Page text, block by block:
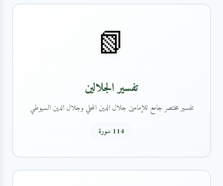
📗
تفسير الجلالين
تفسير مختصر جامع للإمامين جلال الدين المحلي وجلال الدين السيوطي
114 سورة